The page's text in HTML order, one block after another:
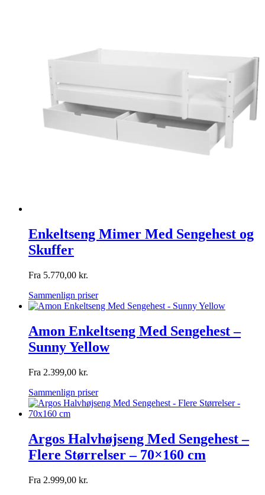
Enkeltseng Mimer Med Sengehest og
Skuffer
Fra 5.770,00 kr.
Sammenlign priser
Amon Enkeltseng Med Sengehest –
Sunny Yellow
Fra 2.399,00 kr.
Sammenlign priser
Argos Halvhøjseng Med Sengehest –
Flere Størrelser – 70×160 cm
Fra 2.999,00 kr.